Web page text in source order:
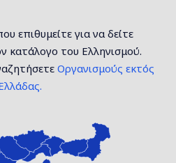
επιθυμείτε για να δείτε
κατάλογο του Ελληνισμού.
Οργανισμούς εκτός